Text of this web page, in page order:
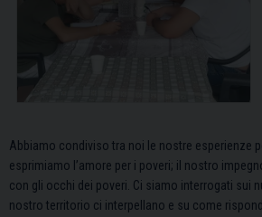
Abbiamo condiviso tra noi le nostre esperienze
esprimiamo l’amore per i poveri; il nostro
con gli occhi dei poveri. Ci siamo interrogati sui
nostro territorio ci interpellano e su come